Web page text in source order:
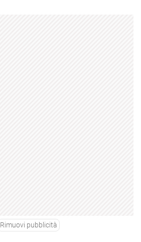
Rimuovi pubblicità